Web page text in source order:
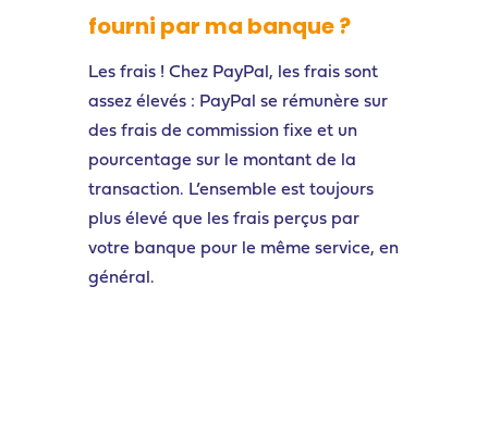
fourni par ma banque ?
Les frais ! Chez PayPal, les frais sont
assez élevés : PayPal se rémunère sur
des frais de commission fixe et un
pourcentage sur le montant de la
transaction. L’ensemble est toujours
plus élevé que les frais perçus par
votre banque pour le même service, en
général.